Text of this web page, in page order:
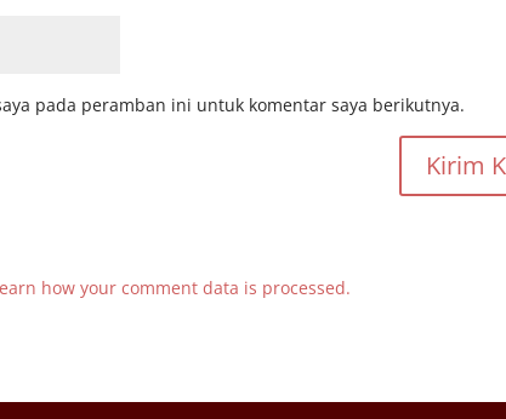
pada peramban ini untuk komentar saya berikutnya.
how your comment data is processed.